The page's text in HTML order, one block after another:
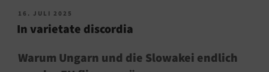
VERÖFFENTLICHT
AM
16. JULI 2025
In varietate discordia
Warum Ungarn und die Slowakei endlich